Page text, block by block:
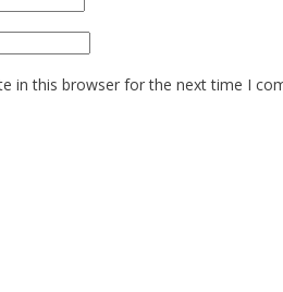
in this browser for the next time I